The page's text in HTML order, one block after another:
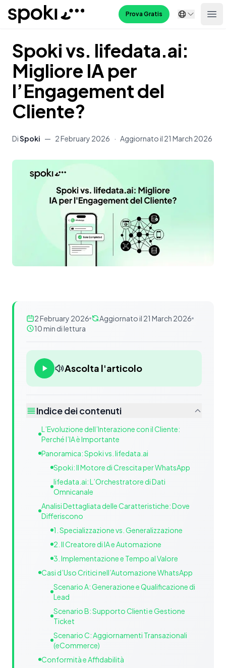
Spoki Prova Gratis
Spoki vs. lifedata.ai:
Migliore IA per
l’Engagement del
Cliente?
DiSpoki — 2 February 2026 · Aggiornato il 21 March 2026
Contenuto
2 February 2026
Aggiornato il 21 March 2026
10 min di lettura
Ascolta l'articolo
Indice dei contenuti
L’Evoluzione dell’Interazione con il Cliente:
Perché l’IA è Importante
Panoramica: Spoki vs. lifedata.ai
Spoki: Il Motore di Crescita per WhatsApp
lifedata.ai: L’Orchestratore di Dati
Omnicanale
Analisi Dettagliata delle Caratteristiche: Dove
Differiscono
1. Specializzazione vs. Generalizzazione
2. Il Creatore di IA e Automazione
3. Implementazione e Tempo al Valore
Casi d’Uso Critici nell’Automazione WhatsApp
Scenario A: Generazione e Qualificazione di
Lead
Scenario B: Supporto Clienti e Gestione
Ticket
Scenario C: Aggiornamenti Transazionali
(eCommerce)
Conformità e Affidabilità